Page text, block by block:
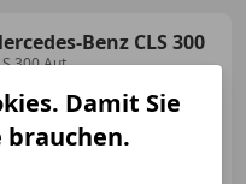
Benz CLS 300
300 Aut.
Damit Sie
brauchen.